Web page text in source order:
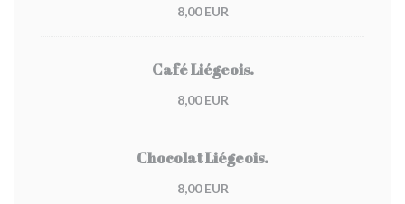
8,00 EUR
Café Liégeois.
8,00 EUR
Chocolat Liégeois.
8,00 EUR